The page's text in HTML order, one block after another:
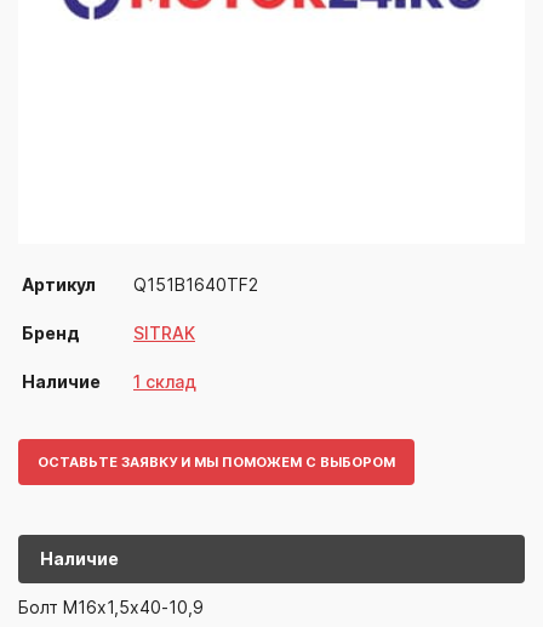
Артикул Q151B1640TF2
Бренд SITRAK
Наличие 1 склад
ОСТАВЬТЕ ЗАЯВКУ И МЫ ПОМОЖЕМ С ВЫБОРОМ
Наличие
Q151B1640TSITRAK
Болт M16x1,5x40-10,9